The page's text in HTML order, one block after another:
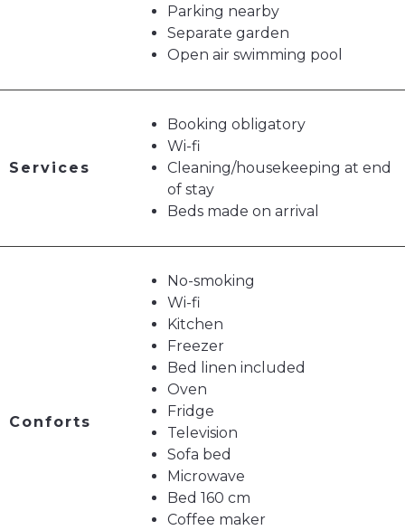
Parking nearby
Separate garden
Open air swimming pool
Services
Booking obligatory
Wi-fi
Cleaning/housekeeping at end
of stay
Beds made on arrival
Conforts
No-smoking
Wi-fi
Kitchen
Freezer
Bed linen included
Oven
Fridge
Television
Sofa bed
Microwave
Bed 160 cm
Coffee maker